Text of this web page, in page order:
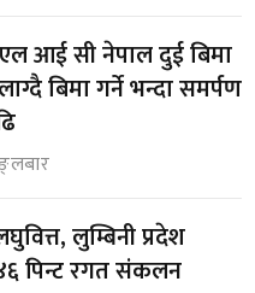
आई सी नेपाल दुई बिमा
बिमा गर्ने भन्दा समर्पण
लुम्बिनी प्रदेश
पिन्ट रगत संकलन